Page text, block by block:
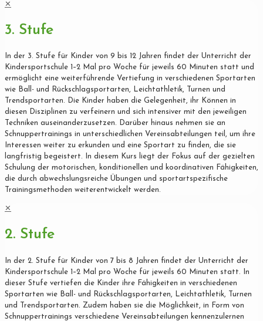
✕
3. Stufe
In der 3. Stufe für Kinder von 9 bis 12 Jahren findet der Unterricht der
Kindersportschule 1–2 Mal pro Woche für jeweils 60 Minuten statt und
ermöglicht eine weiterführende Vertiefung in verschiedenen Sportarten
wie Ball- und Rückschlagsportarten, Leichtathletik, Turnen und
Trendsportarten. Die Kinder haben die Gelegenheit, ihr Können in
diesen Disziplinen zu verfeinern und sich intensiver mit den jeweiligen
Techniken auseinanderzusetzen. Darüber hinaus nehmen sie an
Schnuppertrainings in unterschiedlichen Vereinsabteilungen teil, um ihre
Interessen weiter zu erkunden und eine Sportart zu finden, die sie
langfristig begeistert. In diesem Kurs liegt der Fokus auf der gezielten
Schulung der motorischen, konditionellen und koordinativen Fähigkeiten,
die durch abwechslungsreiche Übungen und sportartspezifische
Trainingsmethoden weiterentwickelt werden.
✕
2. Stufe
In der 2. Stufe für Kinder von 7 bis 8 Jahren findet der Unterricht der
Kindersportschule 1–2 Mal pro Woche für jeweils 60 Minuten statt. In
dieser Stufe vertiefen die Kinder ihre Fähigkeiten in verschiedenen
Sportarten wie Ball- und Rückschlagsportarten, Leichtathletik, Turnen
und Trendsportarten. Zudem haben sie die Möglichkeit, in Form von
Schnuppertrainings verschiedene Vereinsabteilungen kennenzulernen